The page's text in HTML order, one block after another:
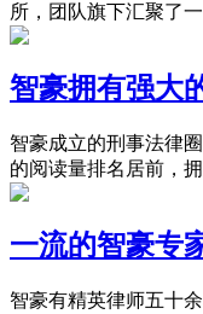
所，团队旗下汇聚了
智豪拥有强大
智豪成立的刑事法律
的阅读量排名居前，
一流的智豪专
智豪有精英律师五十